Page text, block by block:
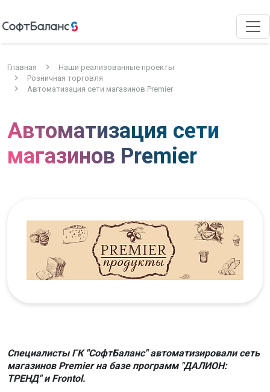
Главная
Наши реализованные проекты
Розничная торговля
Автоматизация сети магазинов Premier
Автоматизация сети
магазинов Premier
Специалисты ГК "СофтБаланс" автоматизировали сеть
магазинов Premier на базе программ "ДАЛИОН:
ТРЕНД" и Frontol.